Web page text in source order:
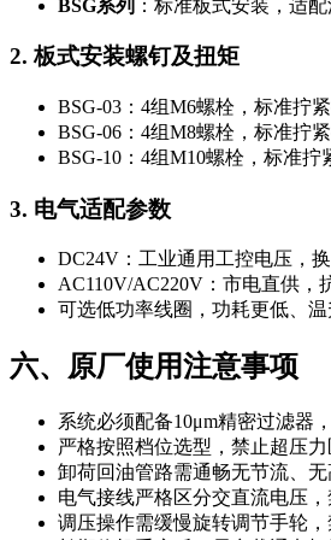
BSG系列 ：标准板式安装，适
2. 板式安装螺钉及扭矩
BSG-03：4组M6螺栓，标准拧
BSG-06：4组M8螺栓，标准拧
BSG-10：4组M10螺栓，标准拧
3. 电气适配参数
DC24V：工业通用工控电压，
AC110V/AC220V：市电直供，
可选低功率线圈，功耗更低、
六、原厂使用注意事项
系统必须配备10μm精密过滤器
严格按照档位选型，禁止超压
卸荷回油管路需通畅无节流、
电气接线严格区分交直流电压
调压操作需缓慢旋转调节手轮